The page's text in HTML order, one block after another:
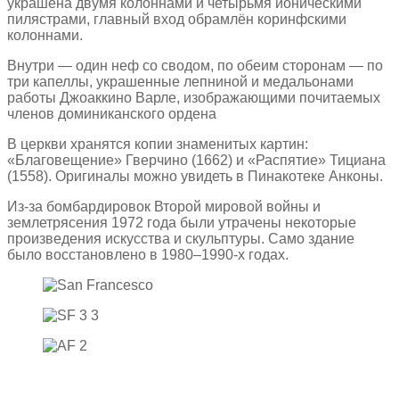
пилястрами, главный вход обрамлён коринфскими
колоннами.
Внутри — один неф со сводом, по обеим сторонам — по
три капеллы, украшенные лепниной и медальонами
работы Джоаккино Варле, изображающими почитаемых
членов доминиканского ордена
В церкви хранятся копии знаменитых картин:
«Благовещение» Гверчино (1662) и «Распятие» Тициана
(1558). Оригиналы можно увидеть в Пинакотеке Анконы.
Из-за бомбардировок Второй мировой войны и
землетрясения 1972 года были утрачены некоторые
произведения искусства и скульптуры. Само здание
было восстановлено в 1980–1990-х годах.